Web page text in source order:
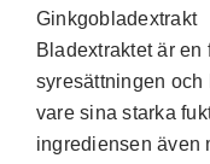
Ginkgobladextrakt
Bladextraktet är
syresättningen
vare sina starka
ingrediensen även